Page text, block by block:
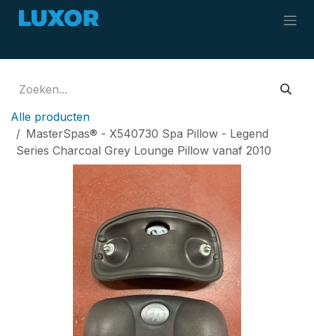
Overslaan naar inhoud
Alle producten
MasterSpas® - X540730 Spa Pillow - Legend
Series Charcoal Grey Lounge Pillow vanaf 2010